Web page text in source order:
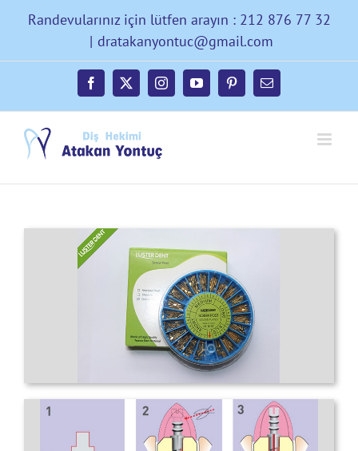
content
Randevularınız için lütfen arayın : 212 876 77 32
| dratakanyontuc@gmail.com
Facebook
X InstagramYouTubePinterest
E-
posta